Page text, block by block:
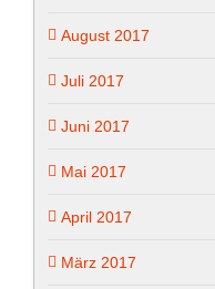
August 2017
Juli 2017
Juni 2017
Mai 2017
April 2017
März 2017